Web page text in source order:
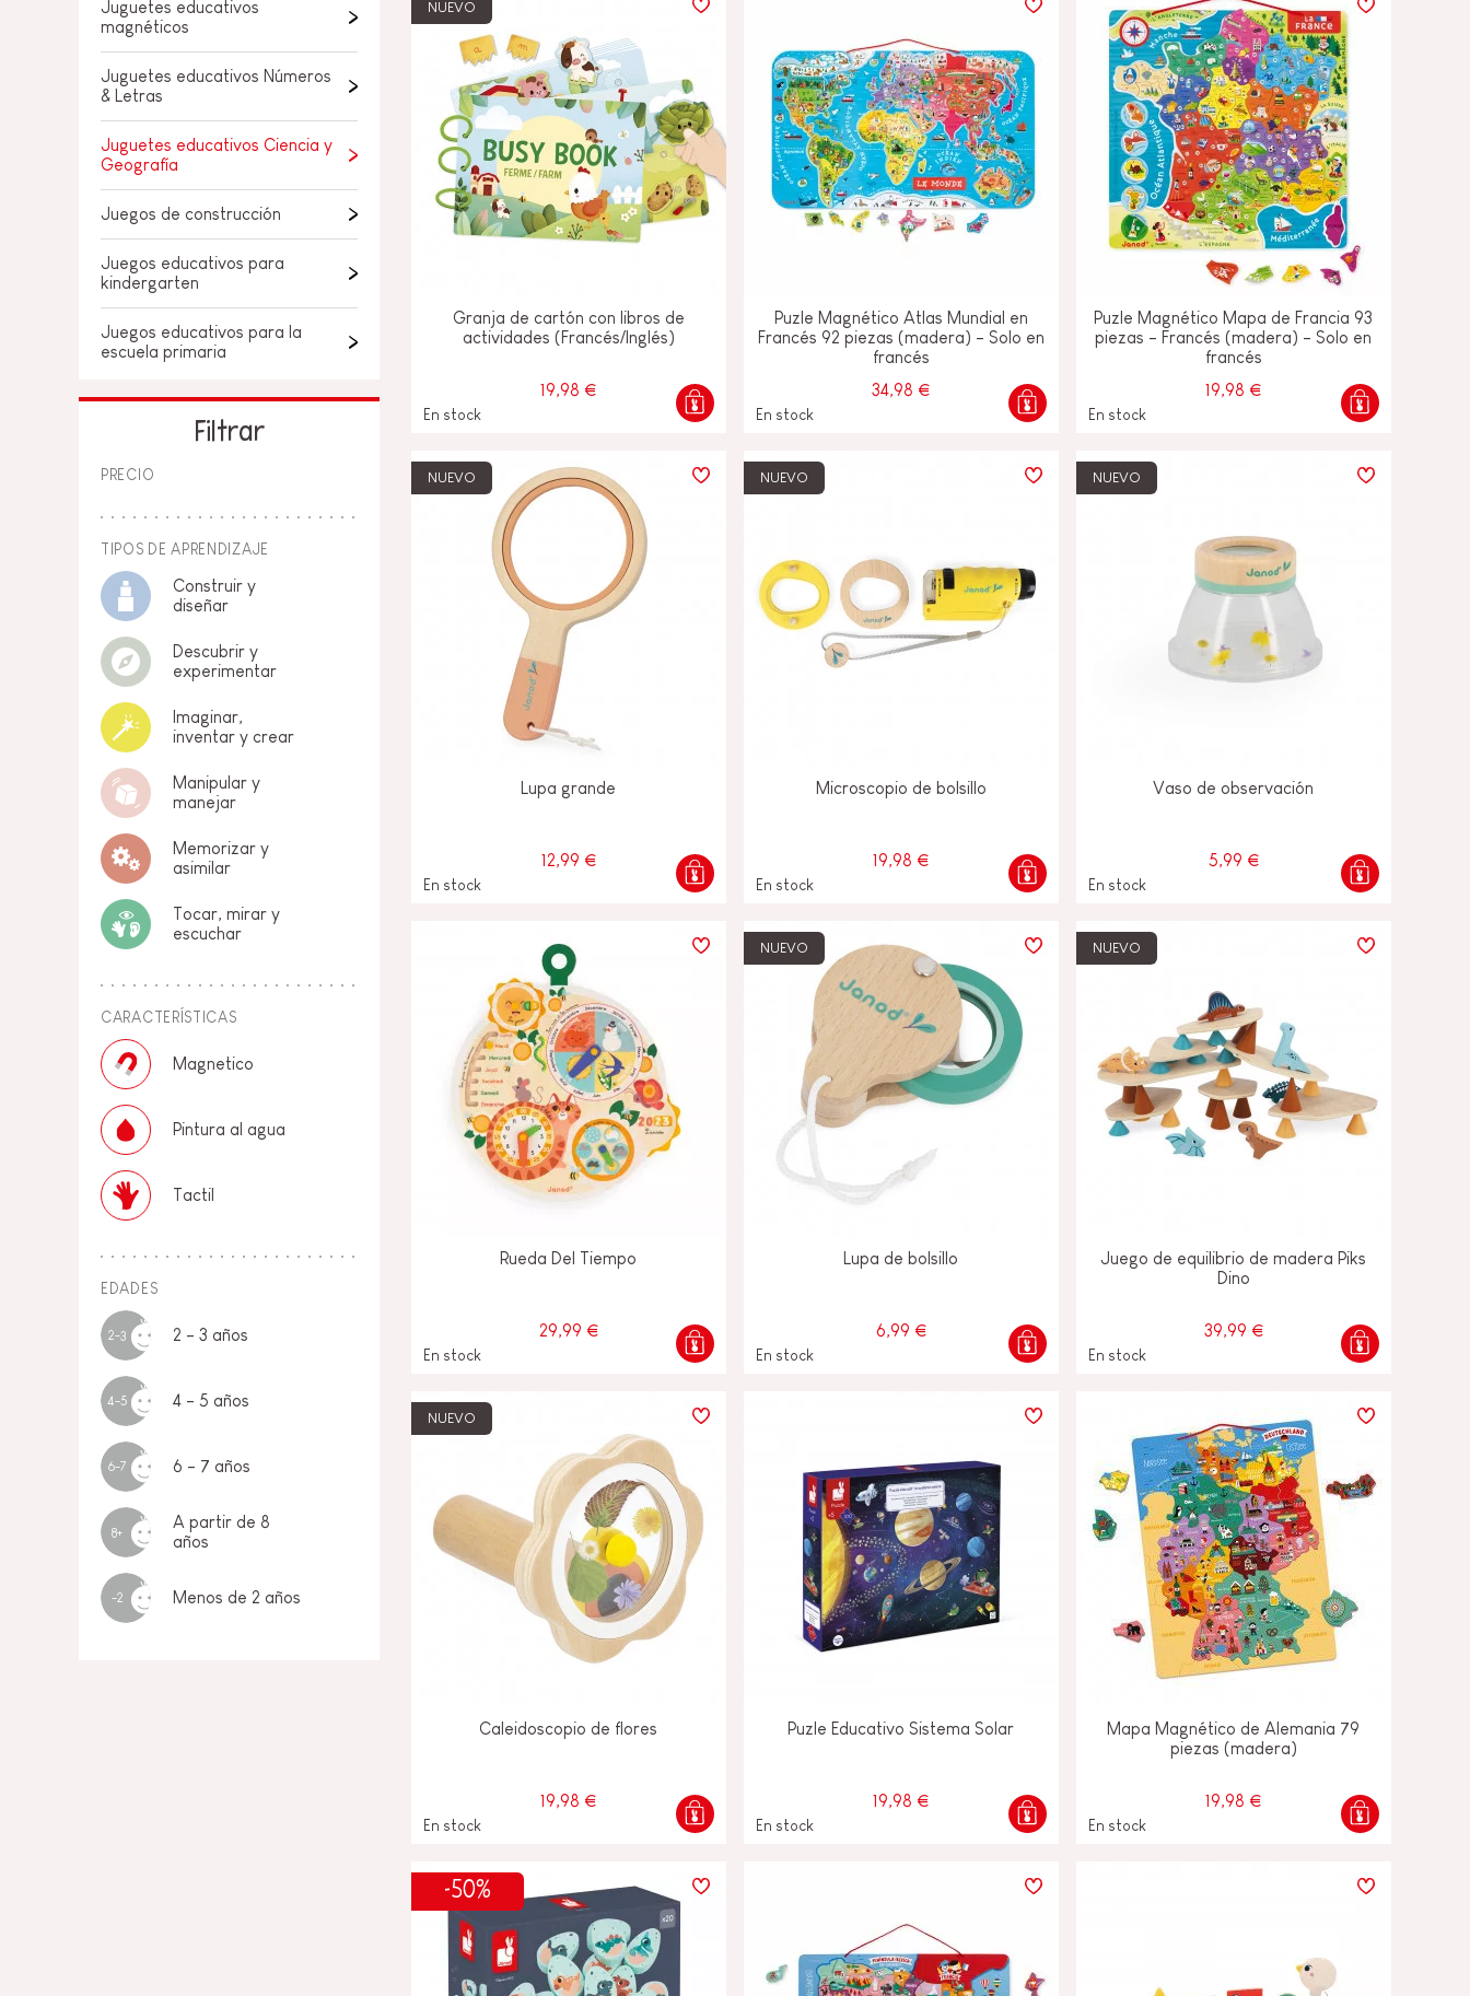
BEBÉS & PRIMERA INFANCIA
JUEGOS DE IMITACION
UNIVERSOS
AIRE LIBRE
PIZARRAS, MOBILIARIO &
OFERTA
PIEZAS SUELTAS
Juguetes educativos
magnéticos
Juguetes educativos Números
& Letras
Juguetes educativos Ciencia y
Geografía
Juegos de construcción
Juegos educativos para
kindergarten
Juegos educativos para la
escuela primaria
Filtrar
PRECIO
TIPOS DE APRENDIZAJE
Construir y
diseñar
Descubrir y
experimentar
Imaginar,
inventar y crear
Manipular y
manejar
Memorizar y
asimilar
Tocar, mirar y
escuchar
CARACTERÍSTICAS
Magnetico
Pintura al agua
Tactil
EDADES
2-3 2 - 3 años
4-5 4 - 5 años
6-7 6 - 7 años
8+
A partir de 8
años
-2 Menos de 2 años
NUEVO
Granja de cartón con libros de
actividades (Francés/Inglés)
19,98 €
En stock
Puzle Magnético Atlas Mundial en
Francés 92 piezas (madera) - Solo en
francés
34,98 €
En stock
Puzle Magnético Mapa de Francia 93
piezas - Francés (madera) - Solo en
francés
19,98 €
En stock
NUEVO
Lupa grande
12,99 €
En stock
NUEVO
Microscopio de bolsillo
19,98 €
En stock
NUEVO
Vaso de observación
5,99 €
En stock
Rueda Del Tiempo
29,99 €
En stock
NUEVO
Lupa de bolsillo
6,99 €
En stock
NUEVO
Juego de equilibrio de madera Piks
Dino
39,99 €
En stock
NUEVO
Caleidoscopio de flores
19,98 €
En stock
Puzle Educativo Sistema Solar
19,98 €
En stock
Mapa Magnético de Alemania 79
piezas (madera)
19,98 €
En stock
-50%